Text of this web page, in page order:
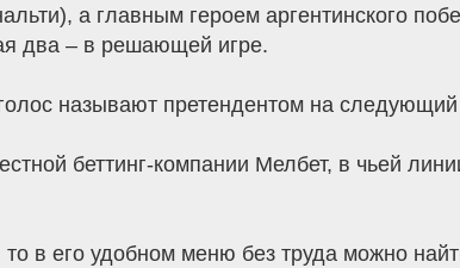
а главным героем аргентинского
два – в решающей игре.
называют претендентом на
беттинг-компании Мелбет, в чьей
в его удобном меню без труда можно